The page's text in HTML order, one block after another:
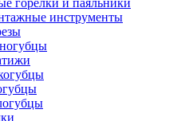
горелки и паяльники
инструменты